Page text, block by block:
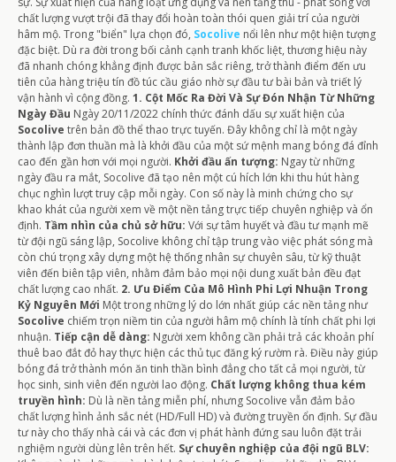
chất lượng vượt trội đã thay đổi hoàn toàn thói quen giải trí của người
hâm mộ. Trong "biển" lựa chọn đó, Socolive nổi lên như một hiện tượng
đặc biệt. Dù ra đời trong bối cảnh cạnh tranh khốc liệt, thương hiệu này
đã nhanh chóng khẳng định được bản sắc riêng, trở thành điểm đến ưu
tiên của hàng triệu tín đồ túc cầu giáo nhờ sự đầu tư bài bản và triết lý
vận hành vì cộng đồng. 1. Cột Mốc Ra Đời Và Sự Đón Nhận Từ Những
Ngày Đầu Ngày 20/11/2022 chính thức đánh dấu sự xuất hiện của
Socolive trên bản đồ thể thao trực tuyến. Đây không chỉ là một ngày
thành lập đơn thuần mà là khởi đầu của một sứ mệnh mang bóng đá đỉnh
cao đến gần hơn với mọi người. Khởi đầu ấn tượng: Ngay từ những
ngày đầu ra mắt, Socolive đã tạo nên một cú hích lớn khi thu hút hàng
chục nghìn lượt truy cập mỗi ngày. Con số này là minh chứng cho sự
khao khát của người xem về một nền tảng trực tiếp chuyên nghiệp và ổn
định. Tầm nhìn của chủ sở hữu: Với sự tâm huyết và đầu tư mạnh mẽ
từ đội ngũ sáng lập, Socolive không chỉ tập trung vào việc phát sóng mà
còn chú trọng xây dựng một hệ thống nhân sự chuyên sâu, từ kỹ thuật
viên đến biên tập viên, nhằm đảm bảo mọi nội dung xuất bản đều đạt
chất lượng cao nhất. 2. Ưu Điểm Của Mô Hình Phi Lợi Nhuận Trong
Kỷ Nguyên Mới Một trong những lý do lớn nhất giúp các nền tảng như
Socolive chiếm trọn niềm tin của người hâm mộ chính là tính chất phi lợi
nhuận. Tiếp cận dễ dàng: Người xem không cần phải trả các khoản phí
thuê bao đắt đỏ hay thực hiện các thủ tục đăng ký rườm rà. Điều này giúp
bóng đá trở thành món ăn tinh thần bình đẳng cho tất cả mọi người, từ
học sinh, sinh viên đến người lao động. Chất lượng không thua kém
truyền hình: Dù là nền tảng miễn phí, nhưng Socolive vẫn đảm bảo
chất lượng hình ảnh sắc nét (HD/Full HD) và đường truyền ổn định. Sự đầu
tư này cho thấy nhà cái và các đơn vị phát hành đứng sau luôn đặt trải
nghiệm người dùng lên trên hết. Sự chuyên nghiệp của đội ngũ BLV: